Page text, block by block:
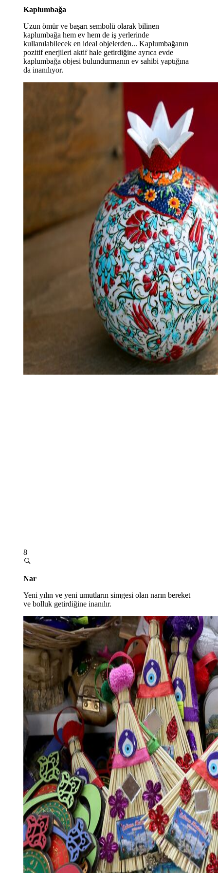
Kaplumbağa
Uzun ömür ve başarı sembolü olarak bilinen
kaplumbağa hem ev hem de iş yerlerinde
kullanılabilecek en ideal objelerden... Kaplumbağanın
pozitif enerjileri aktif hale getirdiğine ayrıca evde
kaplumbağa objesi bulundurmanın ev sahibi yaptığına
da inanılıyor.
8
Nar
Yeni yılın ve yeni umutların simgesi olan narın bereket
ve bolluk getirdiğine inanılır.